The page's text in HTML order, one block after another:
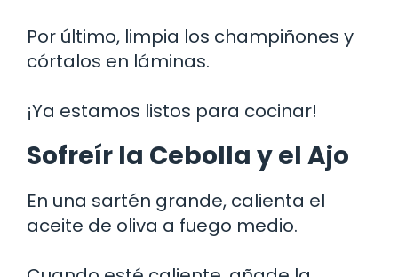
Por último, limpia los champiñones y
córtalos en láminas.
¡Ya estamos listos para cocinar!
Sofreír la Cebolla y el Ajo
En una sartén grande, calienta el
aceite de oliva a fuego medio.